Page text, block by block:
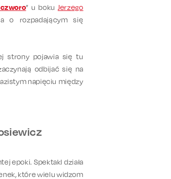
” u boku Jerzego
o rozpadającym się
strony pojawia się tu
odbijać się na
napięciu między
epoki. Spektakl działa
które wielu widzom